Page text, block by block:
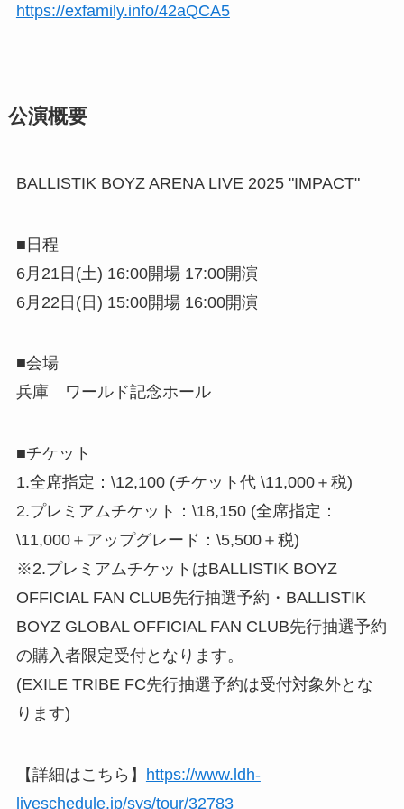
https://exfamily.info/42aQCA5
公演概要
BALLISTIK BOYZ ARENA LIVE 2025 "IMPACT"
■日程
6月21日(土) 16:00開場 17:00開演
6月22日(日) 15:00開場 16:00開演
■会場
兵庫 ワールド記念ホール
■チケット
1.全席指定：\12,100 (チケット代 \11,000＋税)
2.プレミアムチケット：\18,150 (全席指定：
\11,000＋アップグレード：\5,500＋税)
※2.プレミアムチケットはBALLISTIK BOYZ
OFFICIAL FAN CLUB先⾏抽選予約・BALLISTIK
BOYZ GLOBAL OFFICIAL FAN CLUB先⾏抽選予約
の購⼊者限定受付となります。
(EXILE TRIBE FC先⾏抽選予約は受付対象外とな
ります)
【詳細はこちら】
https://www.ldh-
liveschedule.jp/sys/tour/32783